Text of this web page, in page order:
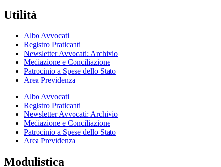
Utilità
Albo Avvocati
Registro Praticanti
Newsletter Avvocati: Archivio
Mediazione e Conciliazione
Patrocinio a Spese dello Stato
Area Previdenza
Albo Avvocati
Registro Praticanti
Newsletter Avvocati: Archivio
Mediazione e Conciliazione
Patrocinio a Spese dello Stato
Area Previdenza
Modulistica